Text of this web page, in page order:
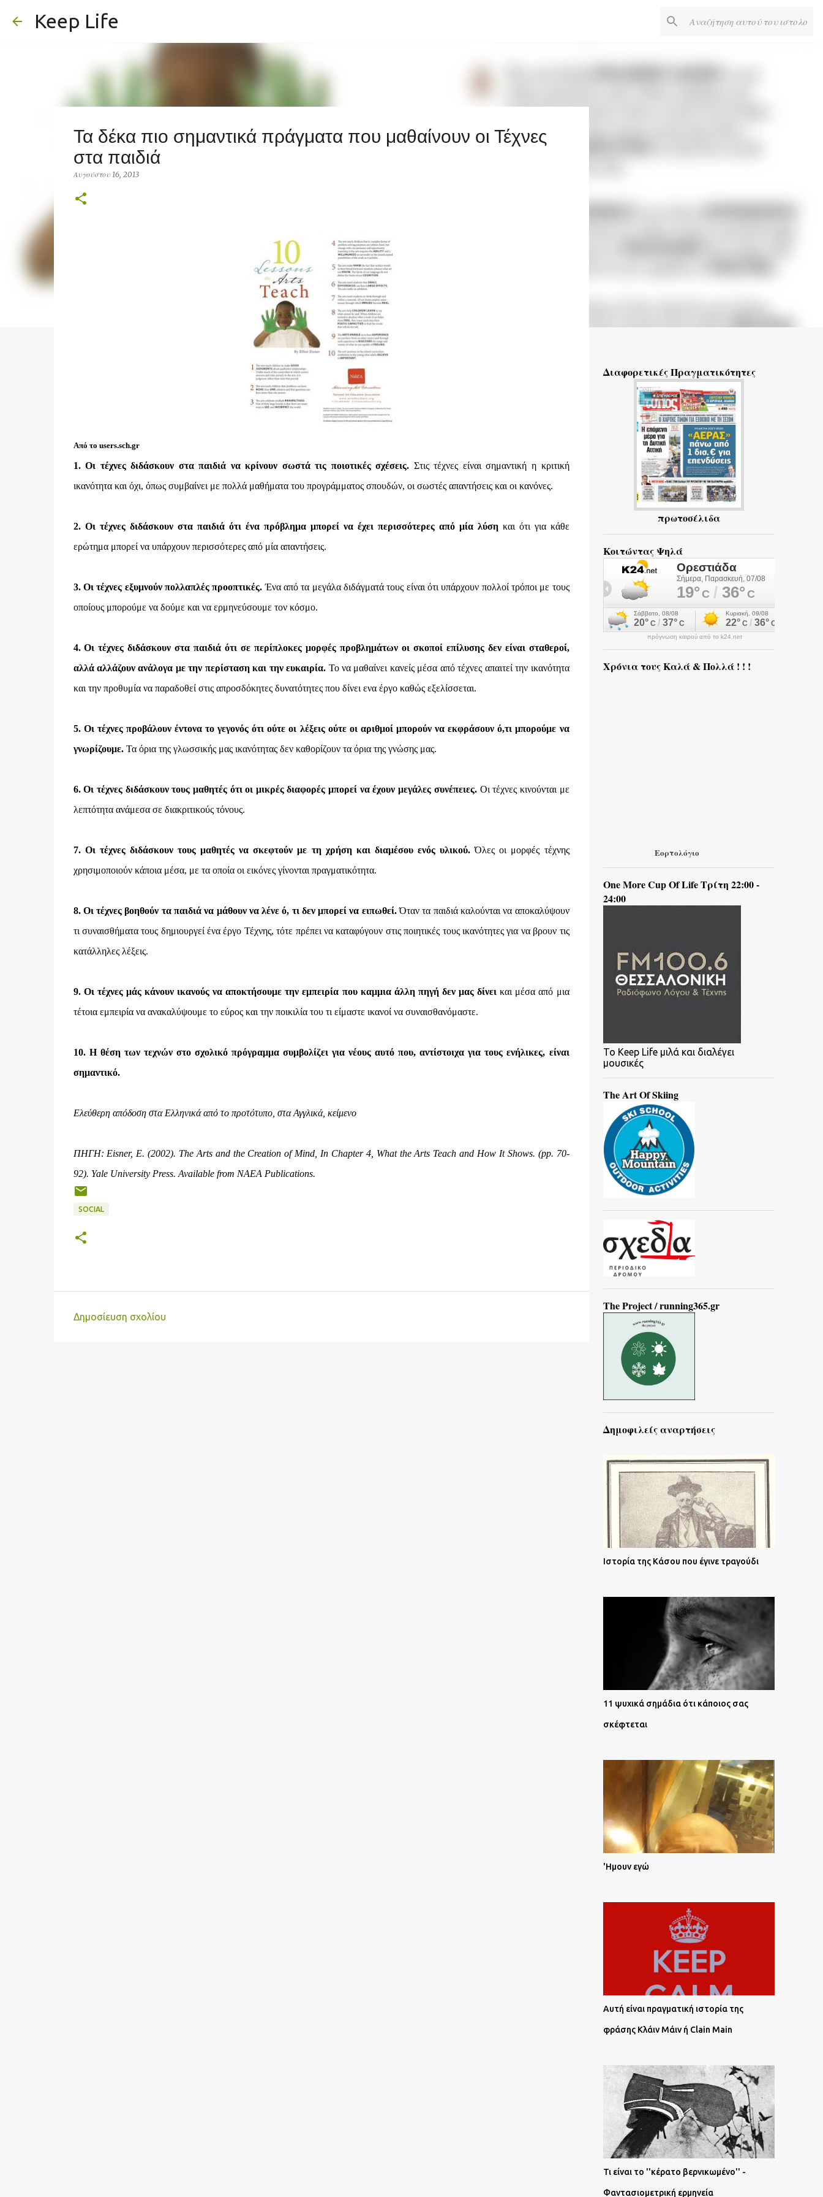
Keep Life
Τα δέκα πιο σημαντικά πράγματα που μαθαίνουν οι Τέχνες
στα παιδιά
Αυγούστου 16, 2013
Από το users.sch.gr
1. Οι τέχνες διδάσκουν στα παιδιά να κρίνουν σωστά τις ποιοτικές σχέσεις. Στις τέχνες είναι σημαντική η κριτική
ικανότητα και όχι, όπως συμβαίνει με πολλά μαθήματα του προγράμματος σπουδών, οι σωστές απαντήσεις και οι κανόνες.
2. Οι τέχνες διδάσκουν στα παιδιά ότι ένα πρόβλημα μπορεί να έχει περισσότερες από μία λύσηκαι ότι για κάθε
ερώτημα μπορεί να υπάρχουν περισσότερες από μία απαντήσεις.
3. Οι τέχνες εξυμνούν πολλαπλές προοπτικές.Ένα από τα μεγάλα διδάγματά τους είναι ότι υπάρχουν πολλοί τρόποι με τους
οποίους μπορούμε να δούμε και να ερμηνεύσουμε τον κόσμο.
4. Οι τέχνες διδάσκουν στα παιδιά ότι σε περίπλοκες μορφές προβλημάτων οι σκοποί επίλυσης δεν είναι σταθεροί,
αλλά αλλάζουν ανάλογα με την περίσταση και την ευκαιρία. Το να μαθαίνει κανείς μέσα από τέχνες απαιτεί την ικανότητα
και την προθυμία να παραδοθεί στις απροσδόκητες δυνατότητες που δίνει ενα έργο καθώς εξελίσσεται.
5. Οι τέχνες προβάλουν έντονα το γεγονός ότι ούτε οι λέξεις ούτε οι αριθμοί μπορούν να εκφράσουν ό,τι μπορούμε να
γνωρίζουμε.Τα όρια της γλωσσικής μας ικανότητας δεν καθορίζουν τα όρια της γνώσης μας.
6. Οι τέχνες διδάσκουν τους μαθητές ότι οι μικρές διαφορές μπορεί να έχουν μεγάλες συνέπειες.Οι τέχνες κινούνται με
λεπτότητα ανάμεσα σε διακριτικούς τόνους.
7. Οι τέχνες διδάσκουν τους μαθητές να σκεφτούν με τη χρήση και διαμέσου ενός υλικού.Όλες οι μορφές τέχνης
χρησιμοποιούν κάποια μέσα, με τα οποία οι εικόνες γίνονται πραγματικότητα.
8. Οι τέχνες βοηθούν τα παιδιά να μάθουν να λένε ό, τι δεν μπορεί να ειπωθεί.Όταν τα παιδιά καλούνται να αποκαλύψουν
τι συναισθήματα τους δημιουργεί ένα έργο Τέχνης, τότε πρέπει να καταφύγουν στις ποιητικές τους ικανότητες για να βρουν τις
κατάλληλες λέξεις.
9. Οι τέχνες μάς κάνουν ικανούς να αποκτήσουμε την εμπειρία που καμμια άλλη πηγή δεν μας δίνει και μέσα από μια
τέτοια εμπειρία να ανακαλύψουμε το εύρος και την ποικιλία του τι είμαστε ικανοί να συναισθανόμαστε.
10. Η θέση των τεχνών στο σχολικό πρόγραμμα συμβολίζει για νέους αυτό που, αντίστοιχα για τους ενήλικες, είναι
σημαντικό.
Ελεύθερη απόδοση στα Ελληνικά από το προτότυπο, στα Αγγλικά, κείμενο
ΠΗΓΗ: Eisner, E. (2002). The Arts and the Creation of Mind, In Chapter 4, What the Arts Teach and How It Shows. (pp. 70-
92). Yale University Press. Available from NAEA Publications.
SOCIAL
Δημοσίευση σχολίου
Διαφορετικές Πραγματικότητες
πρωτοσέλιδα
Κοιτώντας Ψηλά
πρόγνωση καιρού από το k24.net
Χρόνια τους Καλά & Πολλά ! ! !
Εορτολόγιο
One More Cup Of Life Τρίτη 22:00 -
24:00
To Keep Life μιλά και διαλέγει
μουσικές
The Art Of Skiing
The Project / running365.gr
Δημοφιλείς αναρτήσεις
Ιστορία της Κάσου που έγινε τραγούδι
11 ψυχικά σημάδια ότι κάποιος σας
σκέφτεται
'Ημουν εγώ
Αυτή είναι πραγματική ιστορία της
φράσης Κλάιν Μάιν ή Clain Main
Τι είναι το ''κέρατο βερνικωμένο'' -
Φαντασιομετρική ερμηνεία